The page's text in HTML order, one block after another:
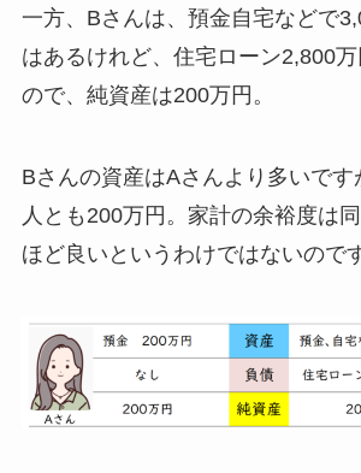
一方、Bさんは、預金自宅などで
はあるけれど、住宅ローン2,800
ので、純資産は200万円。
Bさんの資産はAさんより多いです
人とも200万円。家計の余裕度は
ほど良いというわけではないのです